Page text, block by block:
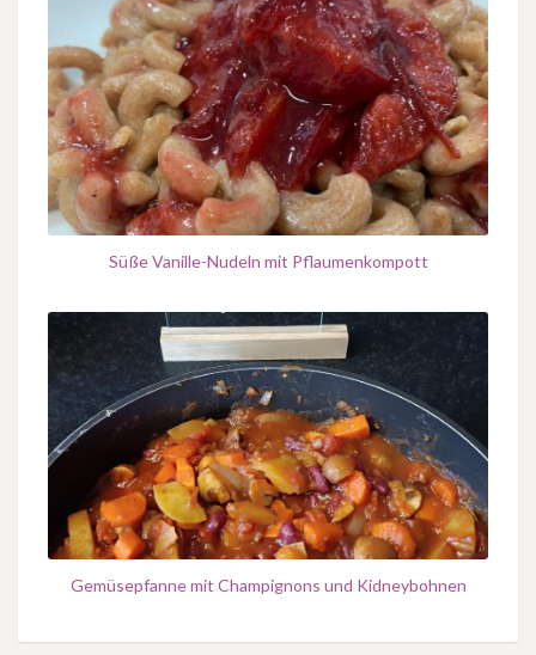
Süße Vanille-Nudeln mit Pflaumenkompott
Gemüsepfanne mit Champignons und Kidneybohnen